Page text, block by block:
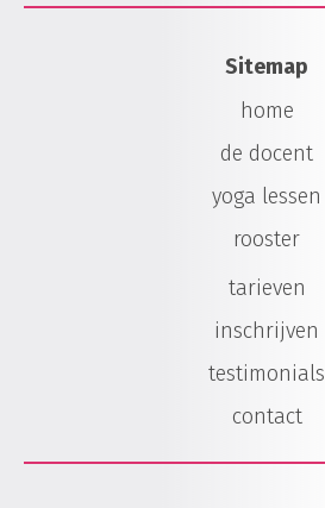
Sitemap
home
de docent
yoga lessen
rooster
tarieven
inschrijven
testimonials
contact